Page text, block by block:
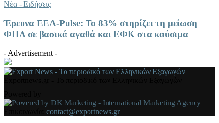
Νέα - Ειδήσεις
Έρευνα ΕΕΑ-Pulse: Το 83% στηρίζει τη μείωση
ΦΠΑ σε βασικά αγαθά και ΕΦΚ στα καύσιμα
- Advertisement -
contact@exportnews.gr